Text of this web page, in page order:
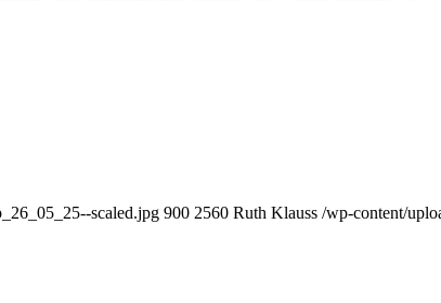
scaled.jpg 900 2560 Ruth Klauss /wp-content/